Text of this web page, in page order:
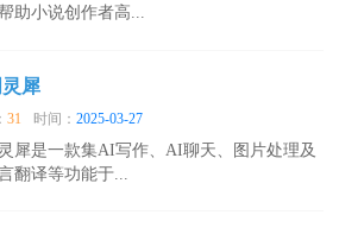
助小说创作者高...
犀
31 时间：2025-03-27
犀是一款集AI写作、AI聊天、图片处理及
翻译等功能于...